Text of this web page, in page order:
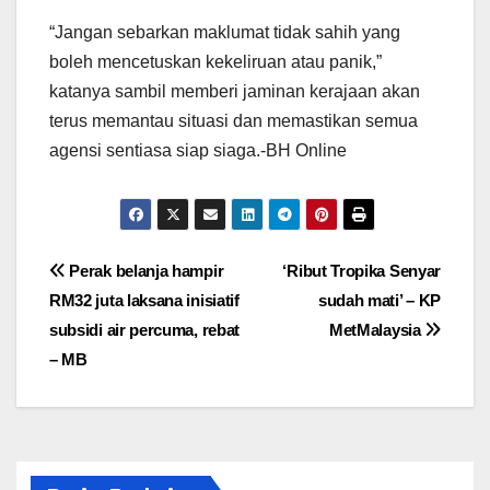
“Jangan sebarkan maklumat tidak sahih yang
boleh mencetuskan kekeliruan atau panik,”
katanya sambil memberi jaminan kerajaan akan
terus memantau situasi dan memastikan semua
agensi sentiasa siap siaga.-BH Online
Post
navigation
‘Ribut Tropika Senyar
sudah mati’ – KP
MetMalaysia
Perak belanja hampir
RM32 juta laksana inisiatif
subsidi air percuma, rebat
– MB